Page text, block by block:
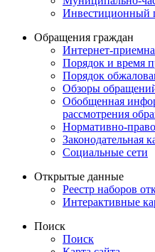
Инвестиционный
Обращения граждан
Интернет-
Порядок и время
Порядок
Обзоры
Обобщенная
рассмотрения
Нормативно-
Законодательная
Социальные сети
Открытые данные
Реестр наборов
Интерактивные
Поиск
Поиск